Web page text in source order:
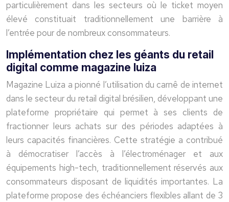
particulièrement dans les secteurs où le ticket moyen
élevé constituait traditionnellement une barrière à
l’entrée pour de nombreux consommateurs.
Implémentation chez les géants du retail
digital comme magazine luiza
Magazine Luiza a pionné l’utilisation du carnê de internet
dans le secteur du retail digital brésilien, développant une
plateforme propriétaire qui permet à ses clients de
fractionner leurs achats sur des périodes adaptées à
leurs capacités financières. Cette stratégie a contribué
à démocratiser l’accès à l’électroménager et aux
équipements high-tech, traditionnellement réservés aux
consommateurs disposant de liquidités importantes. La
plateforme propose des échéanciers flexibles allant de 3